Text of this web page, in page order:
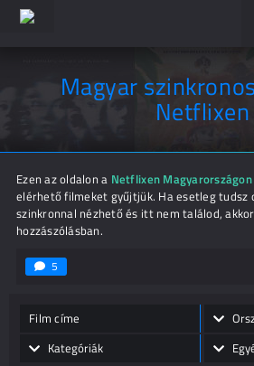
Magyar
Netflixen
Ezen az oldalon a Netflixen
elérhető filmeket gyűjtjük. Ha esetleg tudsz
szinkronnal nézhető és itt nem találod,
hozzászólásban.
5
Kategóriák